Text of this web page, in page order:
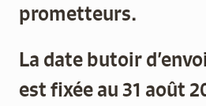
prometteurs.
La date butoir
est fixée au 31 août